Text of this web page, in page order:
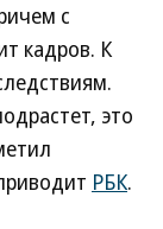
с
кадров. К
это
РБК.